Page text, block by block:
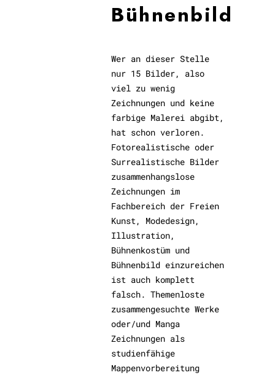
Bühnenbild
Wer an dieser Stelle
nur 15 Bilder, also
viel zu wenig
Zeichnungen und keine
farbige Malerei abgibt,
hat schon verloren.
Fotorealistische oder
Surrealistische Bilder
zusammenhangslose
Zeichnungen im
Fachbereich der Freien
Kunst, Modedesign,
Illustration,
Bühnenkostüm und
Bühnenbild einzureichen
ist auch komplett
falsch. Themenloste
zusammengesuchte Werke
oder/und Manga
Zeichnungen als
studienfähige
Mappenvorbereitung